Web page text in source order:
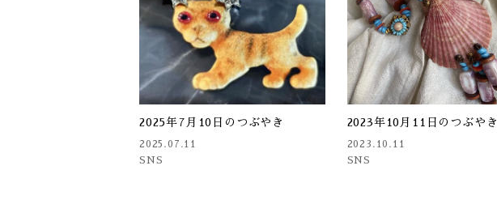
2025年7月10日のつぶやき
2025.07.11
SNS
2023年10月11日のつぶやき
2023.10.11
SNS